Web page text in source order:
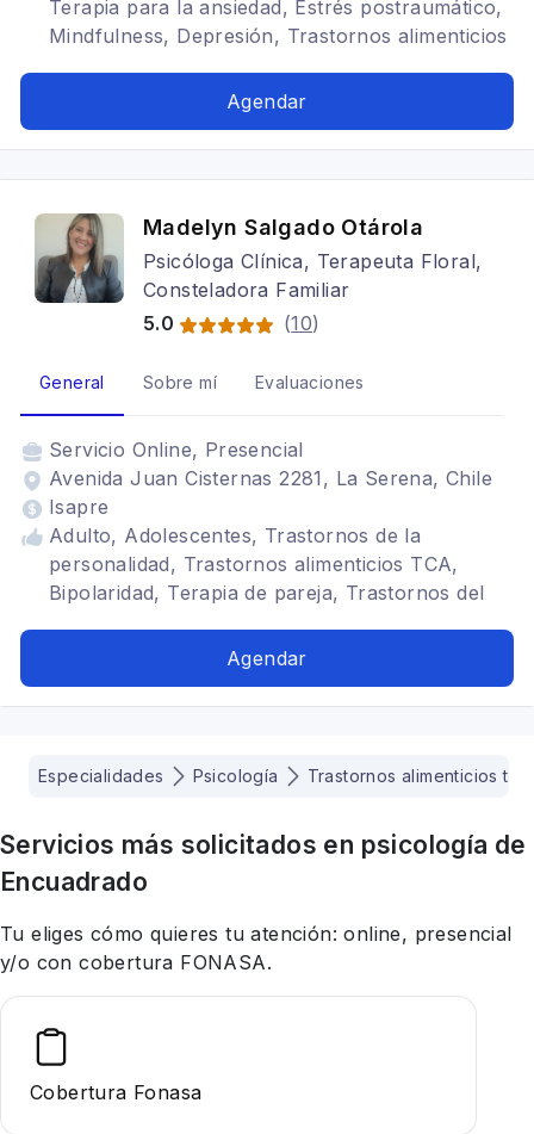
Terapia para la ansiedad, Estrés postraumático,
Mindfulness, Depresión, Trastornos alimenticios
Agendar
Madelyn Salgado Otárola
Psicóloga Clínica, Terapeuta Floral,
Consteladora Familiar
5.0
(10)
General Sobre mí Evaluaciones
Servicio Online, Presencial
Avenida Juan Cisternas 2281, La Serena, Chile
Isapre
Adulto, Adolescentes, Trastornos de la
personalidad, Trastornos alimenticios TCA,
Bipolaridad, Terapia de pareja, Trastornos del
Agendar
Especialidades Psicología Trastornos alimenticios tca
Servicios más solicitados en psicología de
Encuadrado
Tu eliges cómo quieres tu atención: online, presencial
y/o con cobertura FONASA.
Cobertura Fonasa